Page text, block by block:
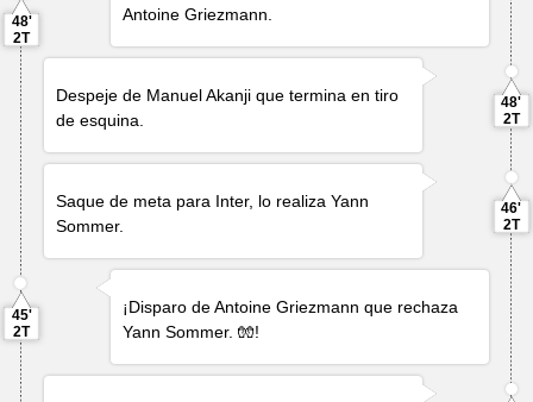
48'
2T
Antoine Griezmann
Despeje de Manuel Akanji que termina en tiro
de esquina.
48'
2T
Saque de meta para Inter, lo realizaYann
Sommer.
46'
2T
45'
2T
¡Disparo deAntoine Griezmann que rechaza
Yann Sommer. 🧤!